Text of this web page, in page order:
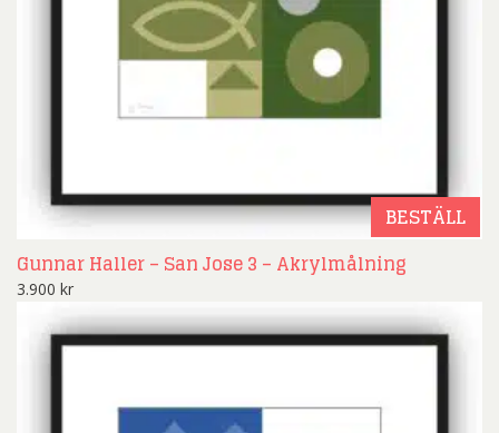
BESTÄLL
Gunnar Haller – San Jose 3 – Akrylmålning
3.900 kr